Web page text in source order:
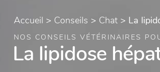
Accueil > Conseils > Chat > La
NOS CONSEILS VÉTÉRINAIRES
La lipidose